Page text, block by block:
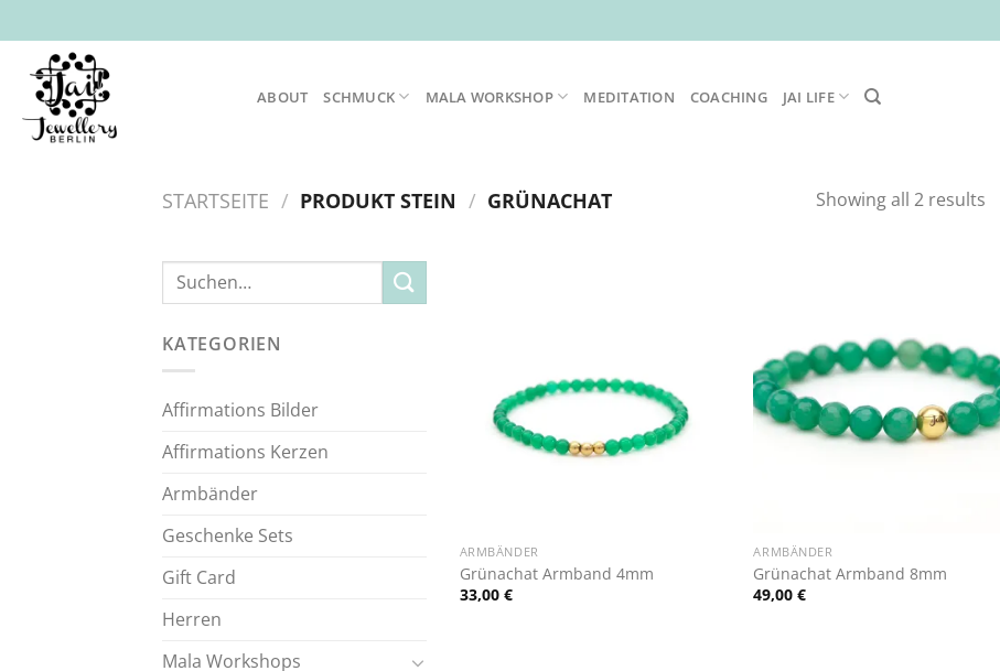
Inhalt
springen
ABOUT SCHMUCK MALA WORKSHOP MEDITATION COACHING JAI LIFE
STARTSEITE / PRODUKT STEIN / GRÜNACHAT Showing all 2 results
Suche
nach:
KATEGORIEN
Affirmations Bilder
Affirmations Kerzen
Armbänder
Geschenke Sets
Gift Card
Herren
Mala Workshops
ARMBÄNDER
Grünachat Armband 4mm
33,00 €
hinzufügen
ARMBÄNDER
Grünachat Armband 8mm
49,00€